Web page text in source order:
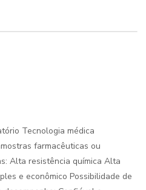
Tecnologia médica
farmacêuticas ou
Alta resistência química Alta
e econômico Possibilidade de